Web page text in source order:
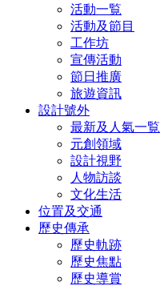
活動一覧
活動及節目
工作坊
宣傳活動
節日推廣
旅遊資訊
設計號外
最新及人氣一覧
元創領域
設計視野
人物訪談
文化生活
位置及交通
歷史傳承
歷史軌跡
歷史焦點
歷史導賞